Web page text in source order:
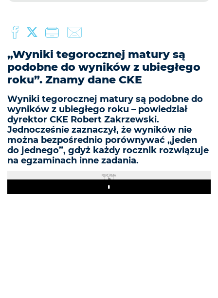
„Wyniki tegorocznej matury są
podobne do wyników z ubiegłego
roku”. Znamy dane CKE
Wyniki tegorocznej matury są podobne do
wyników z ubiegłego roku – powiedział
dyrektor CKE Robert Zakrzewski.
Jednocześnie zaznaczył, że wyników nie
można bezpośrednio porównywać „jeden
do jednego”, gdyż każdy rocznik rozwiązuje
na egzaminach inne zadania.
REKLAMA
Play